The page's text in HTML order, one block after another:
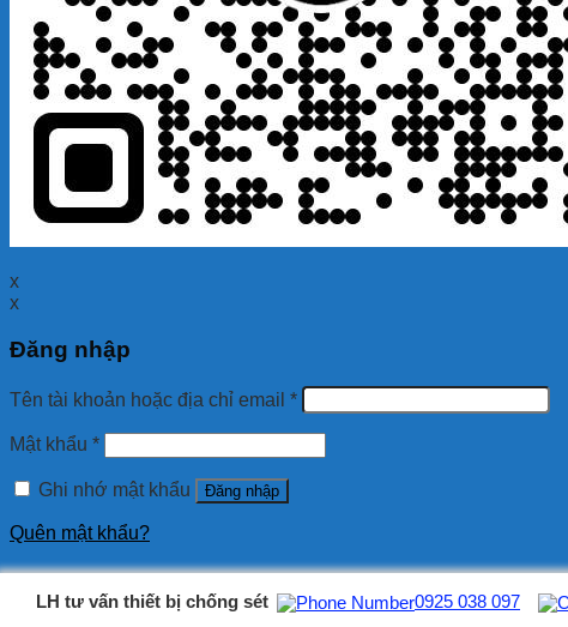
x
x
Đăng nhập
Tên tài khoản hoặc địa chỉ email *
Mật khẩu *
Ghi nhớ mật khẩu Đăng nhập
Quên mật khẩu?
LH tư vấn thiết bị chống sét 0925 038 097